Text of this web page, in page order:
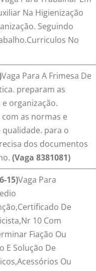
Na Higienização
Seguindo
No
Vaga Para A Frimesa De
preparam as
organização.
as normas e
para o
dos documentos
(Vaga 8381081)
15)Vaga Para
De
10 Com
Fiação Ou
E Solução De
Ou